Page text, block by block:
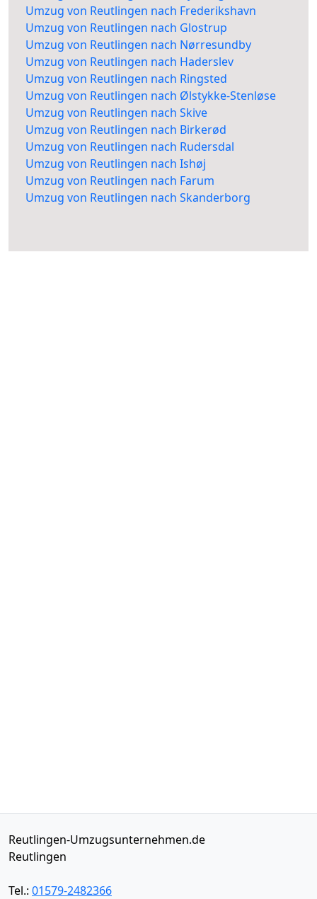
Umzug von Reutlingen nach Frederikshavn
Umzug von Reutlingen nach Glostrup
Umzug von Reutlingen nach Nørresundby
Umzug von Reutlingen nach Haderslev
Umzug von Reutlingen nach Ringsted
Umzug von Reutlingen nach Ølstykke-Stenløse
Umzug von Reutlingen nach Skive
Umzug von Reutlingen nach Birkerød
Umzug von Reutlingen nach Rudersdal
Umzug von Reutlingen nach Ishøj
Umzug von Reutlingen nach Farum
Umzug von Reutlingen nach Skanderborg
Reutlingen-Umzugsunternehmen.de
Reutlingen
Tel.: 01579-2482366